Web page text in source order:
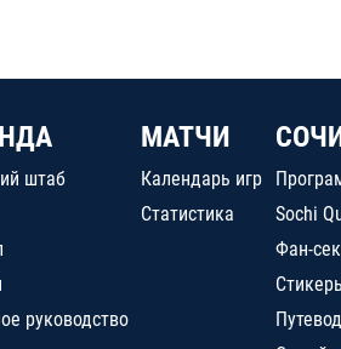
штаб
руководство
МАТЧИ
Календарь игр
Статистика
Sochi
Фан-